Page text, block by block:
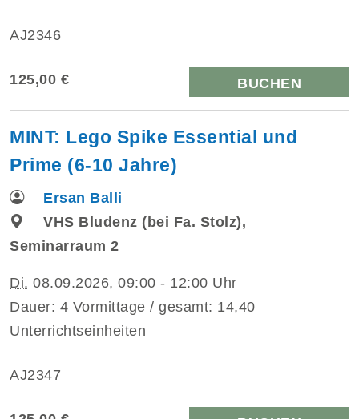
AJ2346
125,00 € BUCHEN
MINT: Lego Spike Essential und
Prime (6-10 Jahre)
Ersan Balli
VHS Bludenz (bei Fa. Stolz),
Seminarraum 2
Di. 08.09.2026, 09:00 - 12:00 Uhr
Dauer: 4 Vormittage / gesamt: 14,40
Unterrichtseinheiten
AJ2347